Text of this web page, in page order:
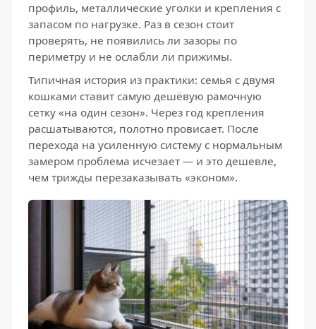
профиль, металлические уголки и крепления с
запасом по нагрузке. Раз в сезон стоит
проверять, не появились ли зазоры по
периметру и не ослабли ли прижимы.
Типичная история из практики: семья с двумя
кошками ставит самую дешёвую рамочную
сетку «на один сезон». Через год крепления
расшатываются, полотно провисает. После
перехода на усиленную систему с нормальным
замером проблема исчезает — и это дешевле,
чем трижды перезаказывать «эконом».